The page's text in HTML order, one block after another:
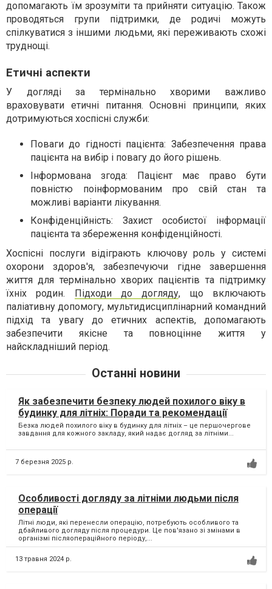
допомагають їм зрозуміти та прийняти ситуацію. Також
проводяться групи підтримки, де родичі можуть
спілкуватися з іншими людьми, які переживають схожі
труднощі.
Етичні аспекти
У догляді за термінально хворими важливо
враховувати етичні питання. Основні принципи, яких
дотримуються хоспісні служби:
Поваги до гідності пацієнта: Забезпечення права
пацієнта на вибір і повагу до його рішень.
Інформована згода: Пацієнт має право бути
повністю поінформованим про свій стан та
можливі варіанти лікування.
Конфіденційність: Захист особистої інформації
пацієнта та збереження конфіденційності.
Хоспісні послуги відіграють ключову роль у системі
охорони здоров'я, забезпечуючи гідне завершення
життя для термінально хворих пацієнтів та підтримку
їхніх родин.
Підходи до догляду, що включають
паліативну допомогу, мультидисциплінарний командний
підхід та увагу до етичних аспектів, допомагають
забезпечити якісне та повноцінне життя у
найскладніший період.
Останні новини
Як забезпечити безпеку людей похилого віку в
будинку для літніх: Поради та рекомендації
Безка людей похилого віку в будинку для літніх – це першочергове
завдання для кожного закладу, який надає догляд за літніми...
7 березня 2025 р.
Особливості догляду за літніми людьми після
операції
Літні люди, які перенесли операцію, потребують особливого та
дбайливого догляду після процедури. Це пов'язано зі змінами в
організмі післяопераційного періоду,...
13 травня 2024 р.